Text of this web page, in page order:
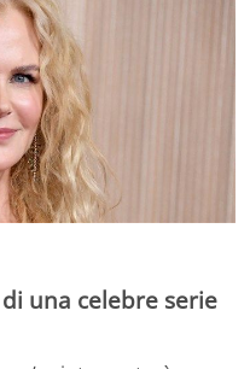
una celebre serie